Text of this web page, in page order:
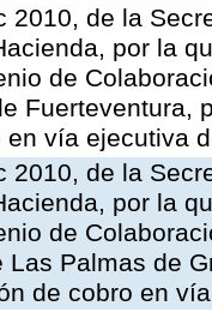
2010, de la
por la
de
Fuerteventura,
vía ejecutiva
2010, de la
por la
de
Las Palmas de
de cobro en